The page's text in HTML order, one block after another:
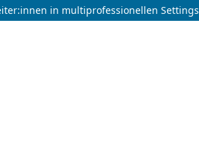
in multiprofessionellen Settings